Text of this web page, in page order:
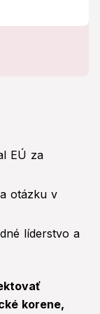
EÚ za
otázku v
líderstvo a
korene,